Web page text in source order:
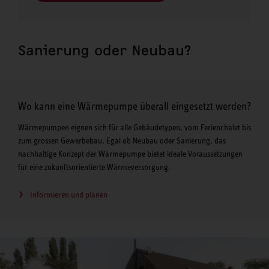
Sanierung oder Neubau?
Wo kann eine Wärmepumpe überall eingesetzt werden?
Wärmepumpen eignen sich für alle Gebäudetypen, vom Ferienchalet bis
zum grossen Gewerbebau. Egal ob Neubau oder Sanierung, das
nachhaltige Konzept der Wärmepumpe bietet ideale Voraussetzungen
für eine zukunftsorientierte Wärmeversorgung.
Informieren und planen